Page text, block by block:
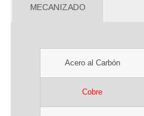
MECANIZADO
Acero al Carbón
Cobre